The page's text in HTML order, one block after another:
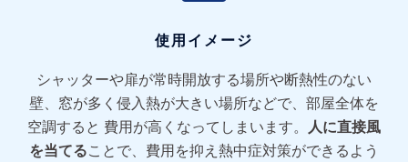
使用イメージ
シャッターや扉が常時開放する場所や断熱性のない
壁、窓が多く侵入熱が大きい場所などで、部屋全体を
空調すると 費用が高くなってしまいます。 人に直接風
を当てることで、費用を抑え熱中症対策ができるよう